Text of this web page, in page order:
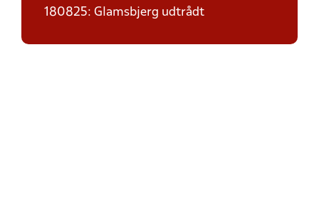
180825: Glamsbjerg udtrådt